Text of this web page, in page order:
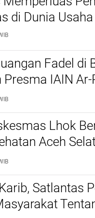
di Dunia Usaha
Fadel di
Presma IAIN
Putusan
Lhok
Aceh
Kesehatan
Hipertensi
Satlantas